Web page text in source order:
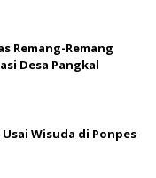
Remang-Remang
Desa Pangkal
Wisuda di Ponpes